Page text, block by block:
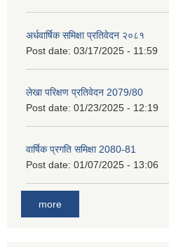
अर्धवार्षिक समिक्षा प्रतिवेदन २०८१
Post date: 03/17/2025 - 11:59
लेखा परिक्षण प्रतिवेदन 2079/80
Post date: 01/23/2025 - 12:19
वार्षिक प्रगति समिक्षा 2080-81
Post date: 01/07/2025 - 13:06
more